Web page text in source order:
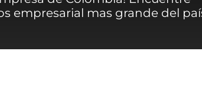
empresarial mas grande del